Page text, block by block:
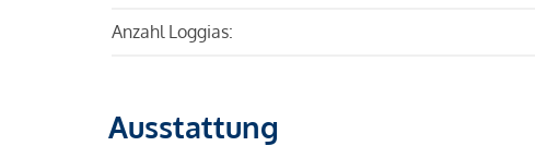
Anzahl Loggias:
Ausstattung